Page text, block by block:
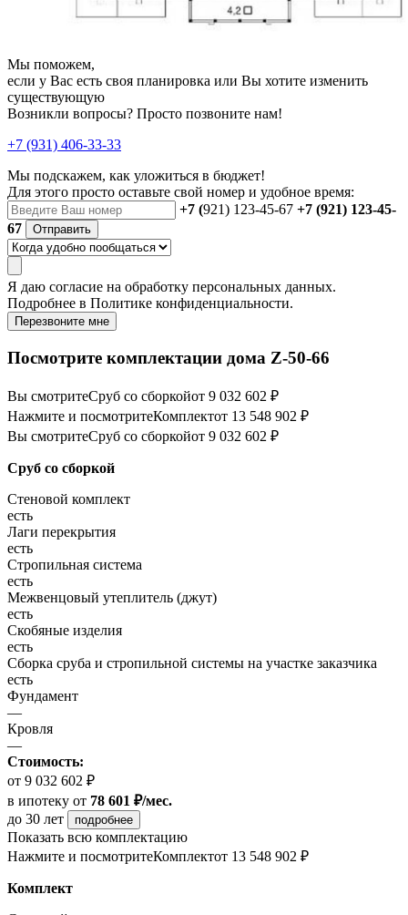
Мы поможем,
если у Вас есть своя планировка или Вы хотите изменить
существующую
Возникли вопросы? Просто позвоните нам!
+7 (931) 406-33-33
Мы подскажем, как уложиться в бюджет!
Для этого просто оставьте свой номер и удобное время:
+7 (921) 123-45-67 +7 (921) 123-45-
67
Отправить
Я даю согласие на обработку персональных данных.
Подробнее в Политике конфиденциальности.
Перезвоните мне
Посмотрите комплектации дома Z-50-66
Вы смотритеСруб со сборкойот 9 032 602 ₽
Нажмите и посмотритеКомплектот 13 548 902 ₽
Вы смотритеСруб со сборкойот 9 032 602 ₽
Сруб со сборкой
Стеновой комплект
есть
Лаги перекрытия
есть
Стропильная система
есть
Межвенцовый утеплитель (джут)
есть
Скобяные изделия
есть
Сборка сруба и стропильной системы на участке заказчика
есть
Фундамент
—
Кровля
—
Стоимость:
от 9 032 602 ₽
в ипотеку от 78 601 ₽/мес.
до 30 лет
подробнее
Показать всю комплектацию
Нажмите и посмотритеКомплектот 13 548 902 ₽
Комплект